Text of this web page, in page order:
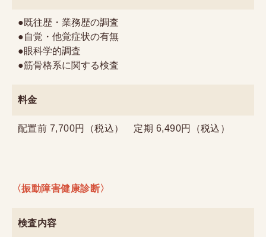
●既往歴・業務歴の調査
●自覚・他覚症状の有無
●眼科学的調査
●筋骨格系に関する検査
料金
配置前 7,700円（税込） 定期 6,490円（税込）
〈振動障害健康診断〉
検査内容